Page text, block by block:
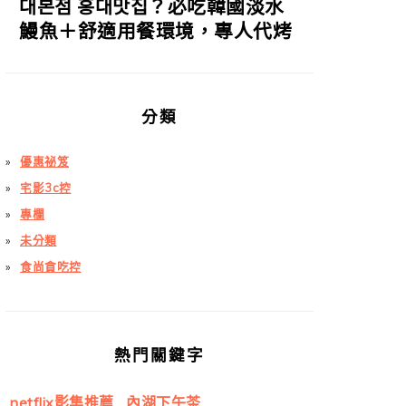
대본점 홍대맛집？必吃韓國淡水
鰻魚＋舒適用餐環境，專人代烤
分類
優惠祕笈
宅影3c控
專欄
未分類
食尚貪吃控
熱門關鍵字
netflix影集推薦
內湖下午茶